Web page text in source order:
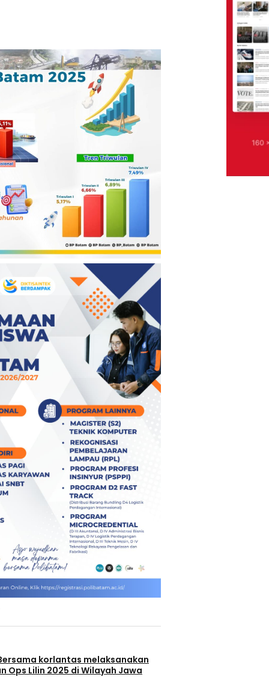
korlantas melaksanakan
Ops Lilin 2025 di Wilayah Jawa